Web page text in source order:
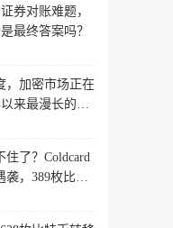
券对账难题，
最终答案吗？
，加密市场正在
来最漫长的退
住了？Coldcard
袭，389枚比特